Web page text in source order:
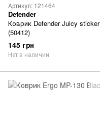
Артикул: 121464
Defender
Коврик Defender Juicy sticker
(50412)
145 грн
Нет в наличии